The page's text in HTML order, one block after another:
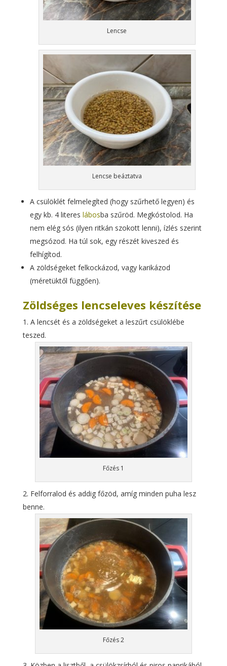
Lencse
Lencse beáztatva
A csülöklét felmelegíted (hogy szűrhető legyen) és
egy kb. 4 literes lábosba szűröd. Megkóstolod. Ha
nem elég sós (ilyen ritkán szokott lenni), ízlés szerint
megsózod. Ha túl sok, egy részét kiveszed és
felhígítod.
A zöldségeket felkockázod, vagy karikázod
(méretüktől függően).
Zöldséges lencseleves készítése
A lencsét és a zöldségeket a leszűrt csülöklébe
teszed.
Főzés 1
Felforralod és addig főzöd, amíg minden puha lesz
benne.
Főzés 2